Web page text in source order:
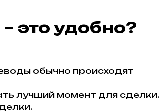
это удобно?
обычно происходят
лучший момент для сделки.